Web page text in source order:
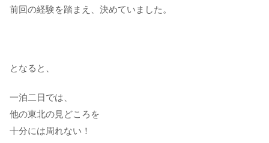
前回の経験を踏まえ、決めていました。
となると、
一泊二日では、
他の東北の見どころを
十分には周れない！